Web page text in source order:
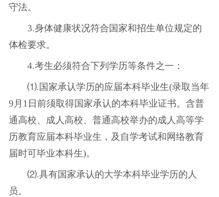
守法。
3.身体健康状况符合国家和招生单位规定的
体检要求。
4.考生必须符合下列学历等条件之一：
⑴.国家承认学历的应届本科毕业生(录取当年
9月1日前须取得国家承认的本科毕业证书。含普
通高校、成人高校、普通高校举办的成人高等学
历教育应届本科毕业生，及自学考试和网络教育
届时可毕业本科生)。
⑵.具有国家承认的大学本科毕业学历的人
员。